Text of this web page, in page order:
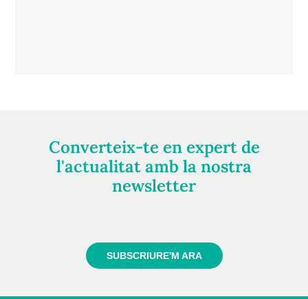
Converteix-te en expert de
l'actualitat amb la nostra
newsletter
SUBSCRIURE'M ARA